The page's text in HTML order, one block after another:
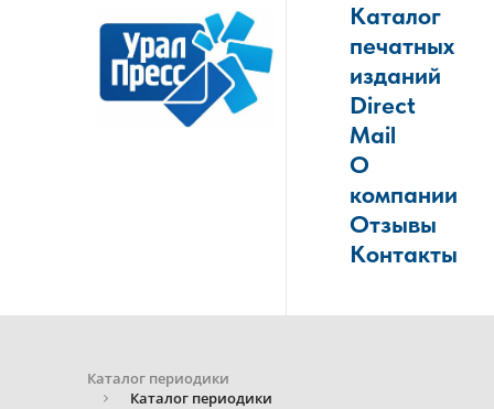
Каталог
печатных
изданий
Direct
Mail
О
компании
Отзывы
Контакты
Каталог периодики
Каталог периодики